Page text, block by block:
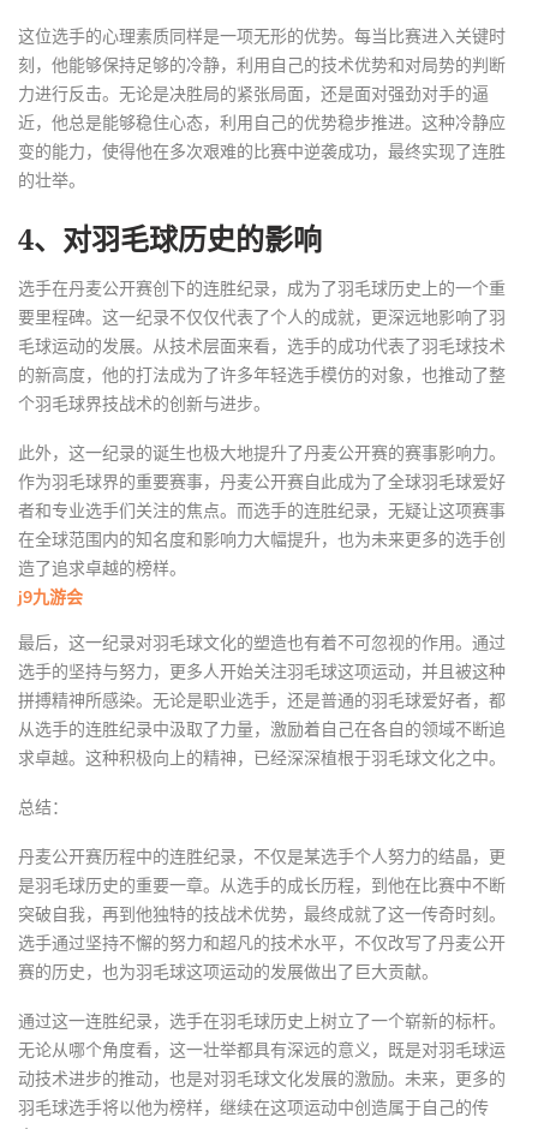
这位选手的心理素质同样是一项无形的优势。每当比赛进入关键时
刻，他能够保持足够的冷静，利用自己的技术优势和对局势的判断
力进行反击。无论是决胜局的紧张局面，还是面对强劲对手的逼
近，他总是能够稳住心态，利用自己的优势稳步推进。这种冷静应
变的能力，使得他在多次艰难的比赛中逆袭成功，最终实现了连胜
的壮举。
4、对羽毛球历史的影响
选手在丹麦公开赛创下的连胜纪录，成为了羽毛球历史上的一个重
要里程碑。这一纪录不仅仅代表了个人的成就，更深远地影响了羽
毛球运动的发展。从技术层面来看，选手的成功代表了羽毛球技术
的新高度，他的打法成为了许多年轻选手模仿的对象，也推动了整
个羽毛球界技战术的创新与进步。
此外，这一纪录的诞生也极大地提升了丹麦公开赛的赛事影响力。
作为羽毛球界的重要赛事，丹麦公开赛自此成为了全球羽毛球爱好
者和专业选手们关注的焦点。而选手的连胜纪录，无疑让这项赛事
在全球范围内的知名度和影响力大幅提升，也为未来更多的选手创
造了追求卓越的榜样。
j9九游会
最后，这一纪录对羽毛球文化的塑造也有着不可忽视的作用。通过
选手的坚持与努力，更多人开始关注羽毛球这项运动，并且被这种
拼搏精神所感染。无论是职业选手，还是普通的羽毛球爱好者，都
从选手的连胜纪录中汲取了力量，激励着自己在各自的领域不断追
求卓越。这种积极向上的精神，已经深深植根于羽毛球文化之中。
总结：
丹麦公开赛历程中的连胜纪录，不仅是某选手个人努力的结晶，更
是羽毛球历史的重要一章。从选手的成长历程，到他在比赛中不断
突破自我，再到他独特的技战术优势，最终成就了这一传奇时刻。
选手通过坚持不懈的努力和超凡的技术水平，不仅改写了丹麦公开
赛的历史，也为羽毛球这项运动的发展做出了巨大贡献。
通过这一连胜纪录，选手在羽毛球历史上树立了一个崭新的标杆。
无论从哪个角度看，这一壮举都具有深远的意义，既是对羽毛球运
动技术进步的推动，也是对羽毛球文化发展的激励。未来，更多的
羽毛球选手将以他为榜样，继续在这项运动中创造属于自己的传